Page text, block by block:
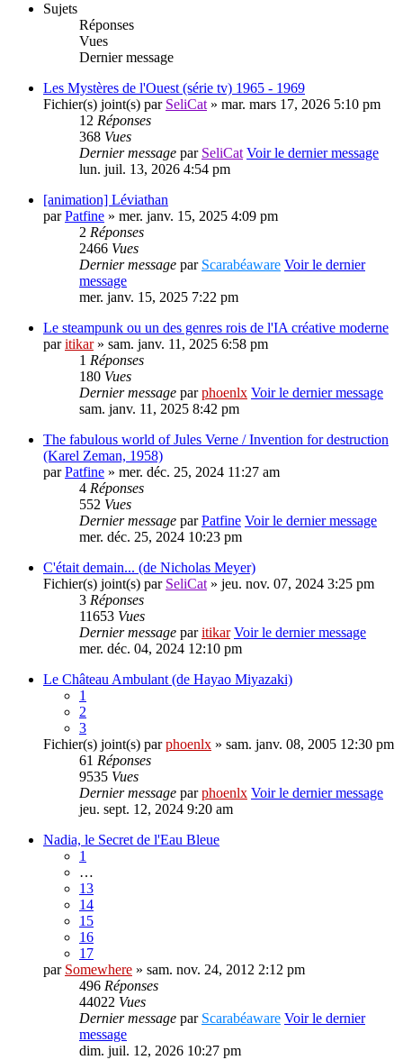
Sujets
Réponses
Vues
Dernier message
Les Mystères de l'Ouest (série tv) 1965 - 1969
Fichier(s) joint(s) par SeliCat» mar. mars 17, 2026 5:10 pm
12 Réponses
368 Vues
Dernier message par SeliCat Voir le dernier message
lun. juil. 13, 2026 4:54 pm
[animation] Léviathan
parPatfine » mer. janv. 15, 2025 4:09 pm
2 Réponses
2466 Vues
Dernier message par Scarabéaware Voir le dernier
message
mer. janv. 15, 2025 7:22 pm
Le steampunk ou un des genres rois de l'IA créative moderne
paritikar» sam. janv. 11, 2025 6:58 pm
1 Réponses
180 Vues
Dernier message parphoenlx Voir le dernier message
sam. janv. 11, 2025 8:42 pm
The fabulous world of Jules Verne / Invention for destruction
(Karel Zeman, 1958)
parPatfine » mer. déc. 25, 2024 11:27 am
4 Réponses
552 Vues
Dernier message parPatfine Voir le dernier message
mer. déc. 25, 2024 10:23 pm
C'était demain... (de Nicholas Meyer)
Fichier(s) joint(s) par SeliCat» jeu. nov. 07, 2024 3:25 pm
3 Réponses
11653 Vues
Dernier message paritikar Voir le dernier message
mer. déc. 04, 2024 12:10 pm
Le Château Ambulant (de Hayao Miyazaki)
1
2
3
Fichier(s) joint(s) parphoenlx » sam. janv. 08, 2005 12:30 pm
61 Réponses
9535 Vues
Dernier message parphoenlx Voir le dernier message
jeu. sept. 12, 2024 9:20 am
Nadia, le Secret de l'Eau Bleue
1
…
13
14
15
16
17
par Somewhere » sam. nov. 24, 2012 2:12 pm
496 Réponses
44022 Vues
Dernier message par Scarabéaware Voir le dernier
message
dim. juil. 12, 2026 10:27 pm